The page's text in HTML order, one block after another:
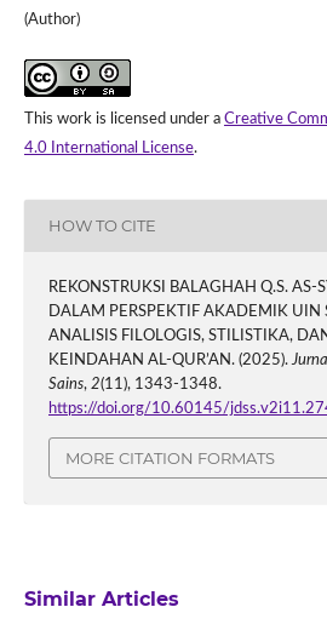
(Author)
This work is licensed under a Creative
4.0 International License.
HOW TO CITE
REKONSTRUKSI BALAGHAH Q.S. AS-
DALAM PERSPEKTIF AKADEMIK UIN
ANALISIS FILOLOGIS, STILISTIKA,
KEINDAHAN AL-QUR’AN. (2025).
Sains, 2(11), 1343-1348.
https://doi.org/10.60145/
MORE CITATION FORMATS
Similar Articles